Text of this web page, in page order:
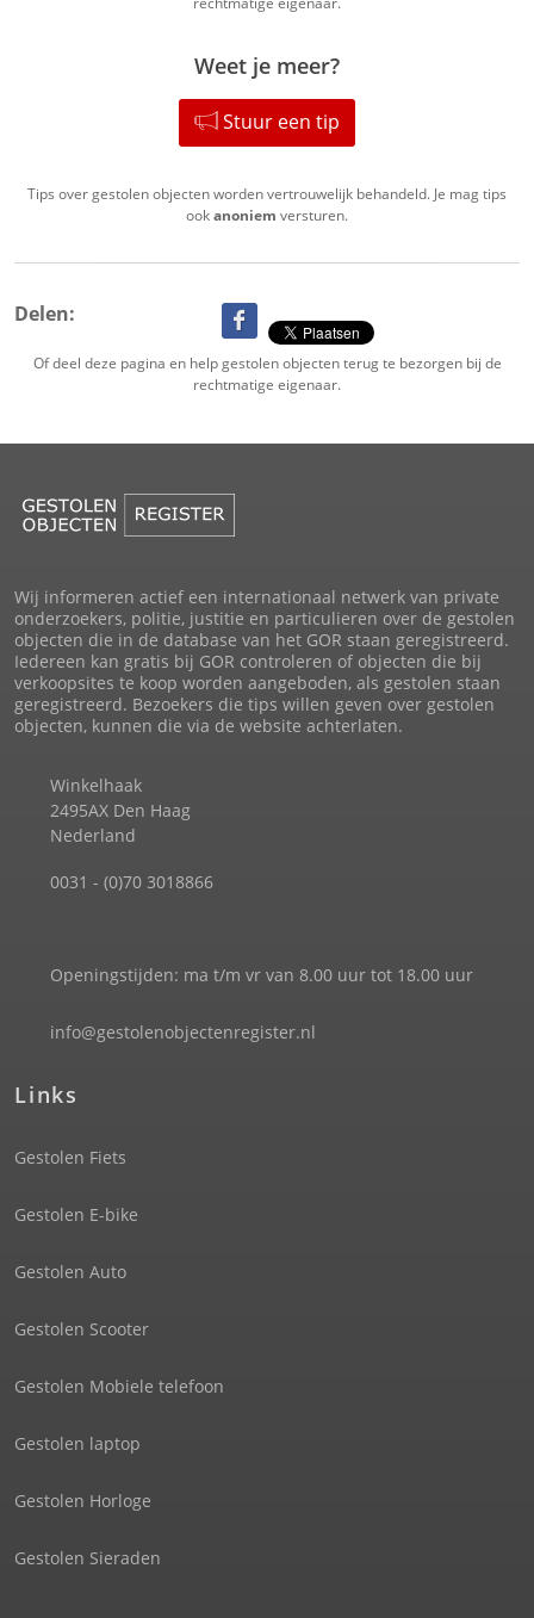
Weet je meer?
Stuur een tip
Tips over gestolen objecten worden vertrouwelijk behandeld. Je mag tips
ookanoniem versturen.
Delen:
Of deel deze pagina en help gestolen objecten terug te bezorgen bij de
rechtmatige eigenaar.
Wij informeren actief een internationaal netwerk van private
onderzoekers, politie, justitie en particulieren over de gestolen
objecten die in de database van het GOR staan geregistreerd.
Iedereen kan gratis bij GOR controleren of objecten die bij
verkoopsites te koop worden aangeboden, als gestolen staan
geregistreerd. Bezoekers die tips willen geven over gestolen
objecten, kunnen die via de website achterlaten.
Winkelhaak
2495AX Den Haag
Nederland
0031 - (0)70 3018866
Openingstijden: ma t/m vr van 8.00 uur tot 18.00 uur
info@gestolenobjectenregister.nl
Links
Gestolen Fiets
Gestolen E-bike
Gestolen Auto
Gestolen Scooter
Gestolen Mobiele telefoon
Gestolen laptop
Gestolen Horloge
Gestolen Sieraden